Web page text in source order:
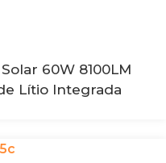
60W 8100LM
Lítio Integrada